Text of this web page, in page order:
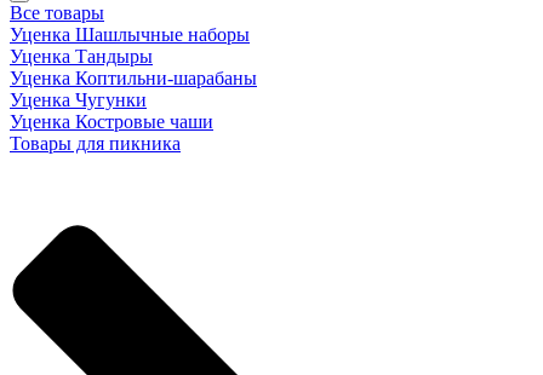
Все товары
Уценка Шашлычные наборы
Уценка Тандыры
Уценка Коптильни-шарабаны
Уценка Чугунки
Уценка Костровые чаши
Товары для пикника